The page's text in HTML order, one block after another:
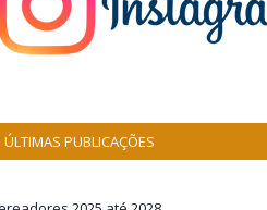
ÚLTIMAS PUBLICAÇÕES